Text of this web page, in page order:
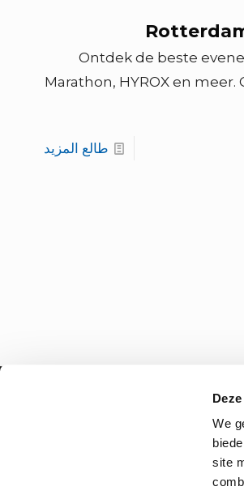
We
site
Ontdek de beste
Marathon, HYROX en
طالع المزيد